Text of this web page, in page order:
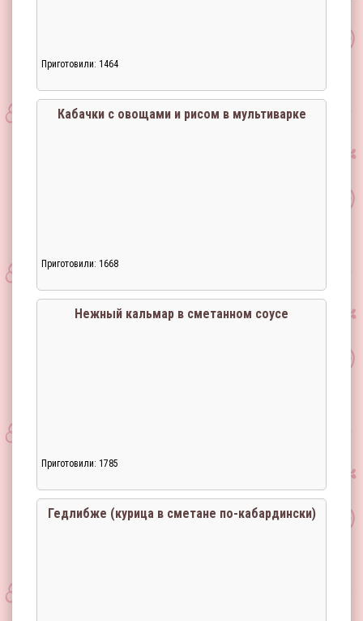
Приготовили: 1464
Кабачки с овощами и рисом в мультиварке
Приготовили: 1668
Нежный кальмар в сметанном соусе
Приготовили: 1785
Гедлибже (курица в сметане по-кабардински)